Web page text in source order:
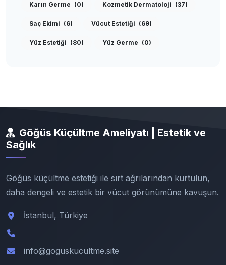
Karın Germe (0) Kozmetik Dermatoloji (37)
Saç Ekimi (6) Vücut Estetiği (69)
Yüz Estetiği (80) Yüz Germe (0)
Göğüs Küçültme Ameliyatı | Estetik ve
Sağlık
Göğüs küçültme estetiği ile sırt ağrılarından kurtulun,
daha dengeli ve estetik bir vücut görünümüne kavuşun.
İstanbul, Türkiye
info@goguskucultme.site